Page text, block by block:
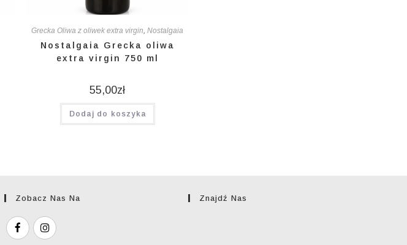
Grecka Oliwa z oliwek extra virgin,Nostalgaia
Nostalgaia Grecka oliwa
extra virgin 750 ml
55,00zł
Dodaj do koszyka
Zobacz Nas Na Znajdź Nas